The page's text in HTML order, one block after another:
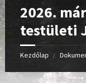
2026.
testületi
Kezdőlap